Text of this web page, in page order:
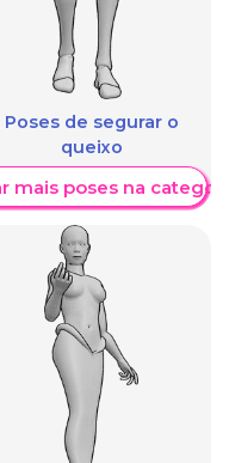
Poses de segurar o
queixo
mais poses na